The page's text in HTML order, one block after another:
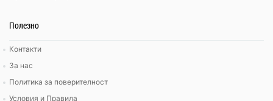
Полезно
Контакти
За нас
Политика за поверителност
Условия и Правила